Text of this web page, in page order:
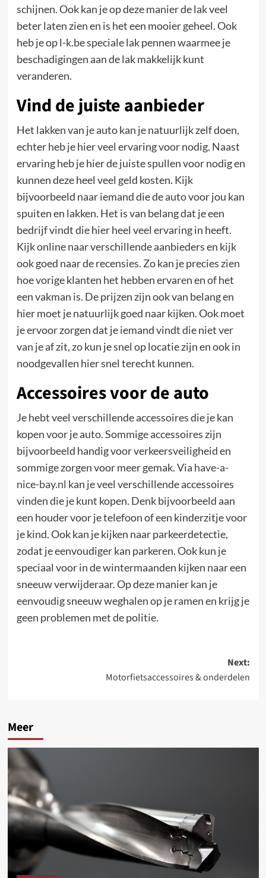
schijnen. Ook kan je op deze manier de lak veel
beter laten zien en is het een mooier geheel. Ook
heb je op l-k.be speciale lak pennen waarmee je
beschadigingen aan de lak makkelijk kunt
veranderen.
Vind de juiste aanbieder
Het lakken van je auto kan je natuurlijk zelf doen,
echter heb je hier veel ervaring voor nodig. Naast
ervaring heb je hier de juiste spullen voor nodig en
kunnen deze heel veel geld kosten. Kijk
bijvoorbeeld naar iemand die de auto voor jou kan
spuiten en lakken. Het is van belang dat je een
bedrijf vindt die hier heel veel ervaring in heeft.
Kijk online naar verschillende aanbieders en kijk
ook goed naar de recensies. Zo kan je precies zien
hoe vorige klanten het hebben ervaren en of het
een vakman is. De prijzen zijn ook van belang en
hier moet je natuurlijk goed naar kijken. Ook moet
je ervoor zorgen dat je iemand vindt die niet ver
van je af zit, zo kun je snel op locatie zijn en ook in
noodgevallen hier snel terecht kunnen.
Accessoires voor de auto
Je hebt veel verschillende accessoires die je kan
kopen voor je auto. Sommige accessoires zijn
bijvoorbeeld handig voor verkeersveiligheid en
sommige zorgen voor meer gemak. Via have-a-
nice-bay.nl kan je veel verschillende accessoires
vinden die je kunt kopen. Denk bijvoorbeeld aan
een houder voor je telefoon of een kinderzitje voor
je kind. Ook kan je kijken naar parkeerdetectie,
zodat je eenvoudiger kan parkeren. Ook kun je
speciaal voor in de wintermaanden kijken naar een
sneeuw verwijderaar. Op deze manier kan je
eenvoudig sneeuw weghalen op je ramen en krijg je
geen problemen met de politie.
Next:
Motorfietsaccessoires & onderdelen
Meer